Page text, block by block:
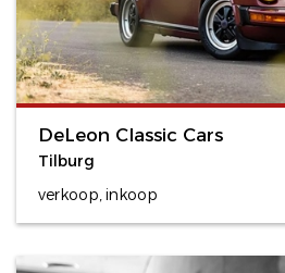
DeLeon Classic Cars
Tilburg
verkoop, inkoop